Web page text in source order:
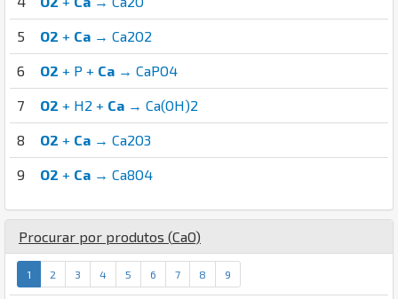
5 O2 + Ca → Ca2O2
6 O2 + P + Ca → CaPO4
7 O2 + H2 + Ca → Ca(OH)2
8 O2 + Ca → Ca2O3
9 O2 + Ca → Ca8O4
Procurar por produtos (CaO)
1 2 3 4 5 6 7 8 9